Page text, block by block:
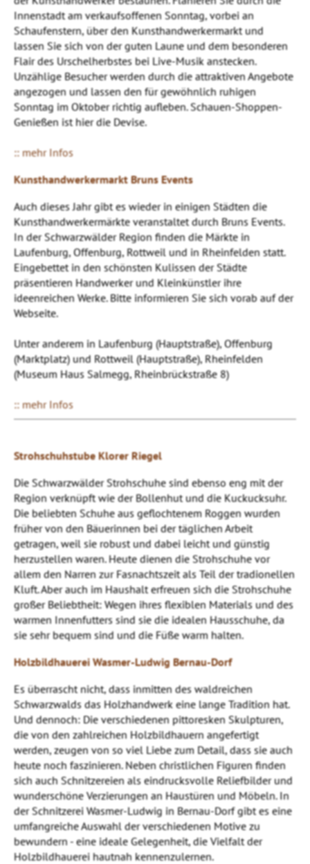
Innenstadt am verkaufsoffenen Sonntag, vorbei an
Schaufenstern, über den Kunsthandwerkermarkt und
lassen Sie sich von der guten Laune und dem besonderen
Flair des Urschelherbstes bei Live-Musik anstecken.
Unzählige Besucher werden durch die attraktiven Angebote
angezogen und lassen den für gewöhnlich ruhigen
Sonntag im Oktober richtig aufleben. Schauen-Shoppen-
Genießen ist hier die Devise.
:: mehr Infos
Kunsthandwerkermarkt Bruns Events
Auch dieses Jahr gibt es wieder in einigen Städten die
Kunsthandwerkermärkte veranstaltet durch Bruns Events.
In der Schwarzwälder Region finden die Märkte in
Laufenburg, Offenburg, Rottweil und in Rheinfelden statt.
Eingebettet in den schönsten Kulissen der Städte
präsentieren Handwerker und Kleinkünstler ihre
ideenreichen Werke. Bitte informieren Sie sich vorab auf der
Webseite.
Unter anderem in Laufenburg (Hauptstraße), Offenburg
(Marktplatz) und Rottweil (Hauptstraße), Rheinfelden
(Museum Haus Salmegg, Rheinbrückstraße 8)
:: mehr Infos
Strohschuhstube Klorer Riegel
Die Schwarzwälder Strohschuhe sind ebenso eng mit der
Region verknüpft wie der Bollenhut und die Kuckucksuhr.
Die beliebten Schuhe aus geflochtenem Roggen wurden
früher von den Bäuerinnen bei der täglichen Arbeit
getragen, weil sie robust und dabei leicht und günstig
herzustellen waren. Heute dienen die Strohschuhe vor
allem den Narren zur Fasnachtszeit als Teil der tradionellen
Kluft. Aber auch im Haushalt erfreuen sich die Strohschuhe
großer Beliebtheit: Wegen ihres flexiblen Materials und des
warmen Innenfutters sind sie die idealen Hausschuhe, da
sie sehr bequem sind und die Füße warm halten.
Holzbildhauerei Wasmer-Ludwig Bernau-Dorf
Es überrascht nicht, dass inmitten des waldreichen
Schwarzwalds das Holzhandwerk eine lange Tradition hat.
Und dennoch: Die verschiedenen pittoresken Skulpturen,
die von den zahlreichen Holzbildhauern angefertigt
werden, zeugen von so viel Liebe zum Detail, dass sie auch
heute noch faszinieren. Neben christlichen Figuren finden
sich auch Schnitzereien als eindrucksvolle Reliefbilder und
wunderschöne Verzierungen an Haustüren und Möbeln. In
der Schnitzerei Wasmer-Ludwig in Bernau-Dorf gibt es eine
umfangreiche Auswahl der verschiedenen Motive zu
bewundern - eine ideale Gelegenheit, die Vielfalt der
Holzbildhauerei hautnah kennenzulernen.